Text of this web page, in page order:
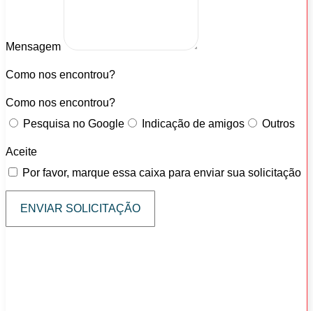
Mensagem
Como nos encontrou?
Como nos encontrou?
Pesquisa no Google
Indicação de amigos Outros
Aceite
Por favor, marque essa caixa para enviar sua solicitação
ENVIAR SOLICITAÇÃO